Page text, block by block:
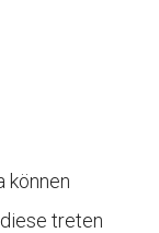
können
treten